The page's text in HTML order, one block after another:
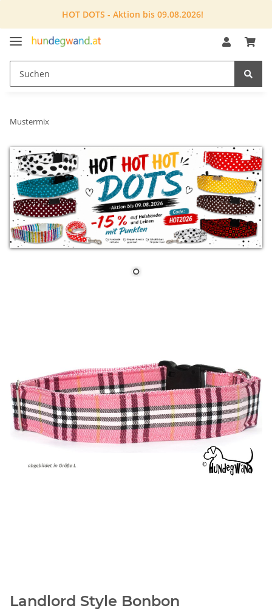
HOT DOTS - Aktion bis 09.08.2026!
Mustermix
Landlord Style Bonbon